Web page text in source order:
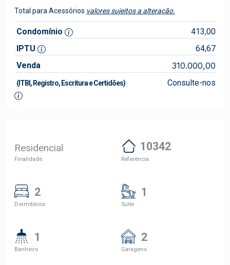
Total para Acessórios valores sujeitos a alteração.
Condomínio
413,00
IPTU
64,67
Venda
310.000,00
(ITBI, Registro, Escritura e Certidões) Consulte-nos
Residencial
Finalidade
10342
Referência
2
Dormitórios
1
Suite
1
Banheiro
2
Garagens